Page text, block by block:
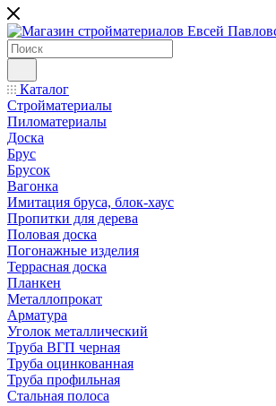
Каталог
Стройматериалы
Пиломатериалы
Доска
Брус
Брусок
Вагонка
Имитация бруса, блок-хаус
Пропитки для дерева
Половая доска
Погонажные изделия
Террасная доска
Планкен
Металлопрокат
Арматура
Уголок металлический
Труба ВГП черная
Труба оцинкованная
Труба профильная
Стальная полоса